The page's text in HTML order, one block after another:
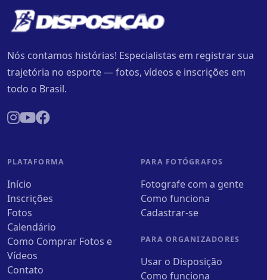
Nós contamos histórias! Especialistas em registrar sua
trajetória no esporte — fotos, vídeos e inscrições em
todo o Brasil.
PLATAFORMA
Início
Inscrições
Fotos
Calendário
Como Comprar Fotos e
Vídeos
Contato
PARA FOTÓGRAFOS
Fotografe com a gente
Como funciona
Cadastrar-se
PARA ORGANIZADORES
Usar o Disposição
Como funciona